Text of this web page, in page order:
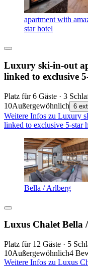
apartment with
star hotel
Luxury ski-in-out
linked to exclusive
Platz für 6 Gäste · 3
10Außergewöhnlich 6
Weitere Infos zu Luxury
linked to exclusive 5-star
Bella / Arlberg
Luxus Chalet Bella
Platz für 12 Gäste · 5
10Außergewöhnlich4
Weitere Infos zu Luxus